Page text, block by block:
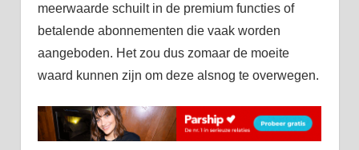
meerwaarde schuilt in de premium functies of
betalende abonnementen die vaak worden
aangeboden. Het zou dus zomaar de moeite
waard kunnen zijn om deze alsnog te overwegen.